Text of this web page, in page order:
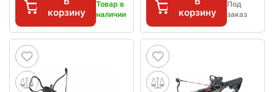
корзину
Товар в
наличии
корзину
Под
заказ